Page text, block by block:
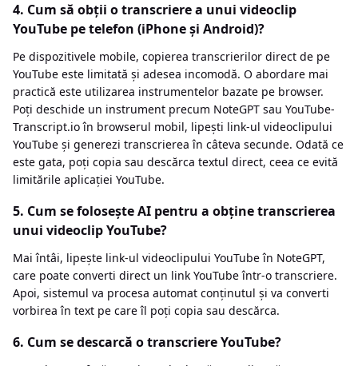
4. Cum să obții o transcriere a unui videoclip
YouTube pe telefon (iPhone și Android)?
Pe dispozitivele mobile, copierea transcrierilor direct de pe
YouTube este limitată și adesea incomodă. O abordare mai
practică este utilizarea instrumentelor bazate pe browser.
Poți deschide un instrument precum NoteGPT sau YouTube-
Transcript.io în browserul mobil, lipești link-ul videoclipului
YouTube și generezi transcrierea în câteva secunde. Odată ce
este gata, poți copia sau descărca textul direct, ceea ce evită
limitările aplicației YouTube.
5. Cum se folosește AI pentru a obține transcrierea
unui videoclip YouTube?
Mai întâi, lipește link-ul videoclipului YouTube în NoteGPT,
care poate converti direct un link YouTube într-o transcriere.
Apoi, sistemul va procesa automat conținutul și va converti
vorbirea în text pe care îl poți copia sau descărca.
6. Cum se descarcă o transcriere YouTube?